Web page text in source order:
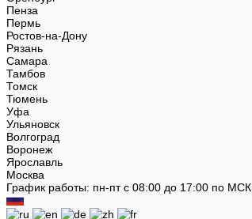
Пенза
Пермь
Ростов-на-Дону
Рязань
Самара
Тамбов
Томск
Тюмень
Уфа
Ульяновск
Волгоград
Воронеж
Ярославль
Москва
График работы: пн-пт с 08:00 до 17:00 по МСК